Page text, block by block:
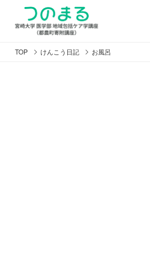
TOP けんこう日記 お風呂